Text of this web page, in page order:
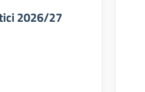
2026/27